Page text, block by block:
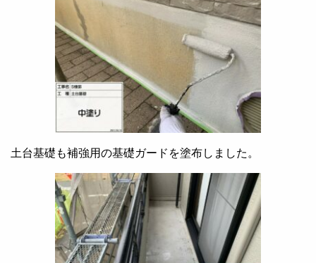
土台基礎も補強用の基礎ガードを塗布しました。